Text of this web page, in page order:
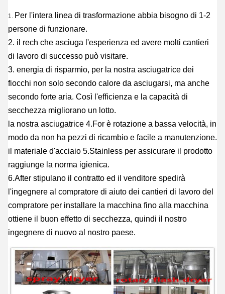
1. Per l'intera linea di trasformazione abbia bisogno di 1-2
persone di funzionare.
2. il rech che asciuga l'esperienza ed avere molti cantieri
di lavoro di successo può visitare.
3. energia di risparmio, per la nostra asciugatrice dei
fiocchi non solo secondo calore da asciugarsi, ma anche
secondo forte aria. Così l'efficienza e la capacità di
secchezza migliorano un lotto.
la nostra asciugatrice 4.For è rotazione a bassa velocità, in
modo da non ha pezzi di ricambio e facile a manutenzione.
il materiale d'acciaio 5.Stainless per assicurare il prodotto
raggiunge la norma igienica.
6.After stipulano il contratto ed il venditore spedirà
l'ingegnere al compratore di aiuto dei cantieri di lavoro del
compratore per installare la macchina fino alla macchina
ottiene il buon effetto di secchezza, quindi il nostro
ingegnere di nuovo al nostro paese.